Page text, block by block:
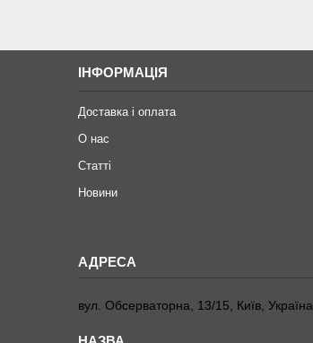
ІНФОРМАЦІЯ
Доставка і оплата
О нас
Статті
Новини
вул. Обсерваторна, 13/15, Київ, Україна